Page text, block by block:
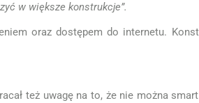
w większe konstrukcje”.
oraz dostępem do internetu.
też uwagę na to, że nie można